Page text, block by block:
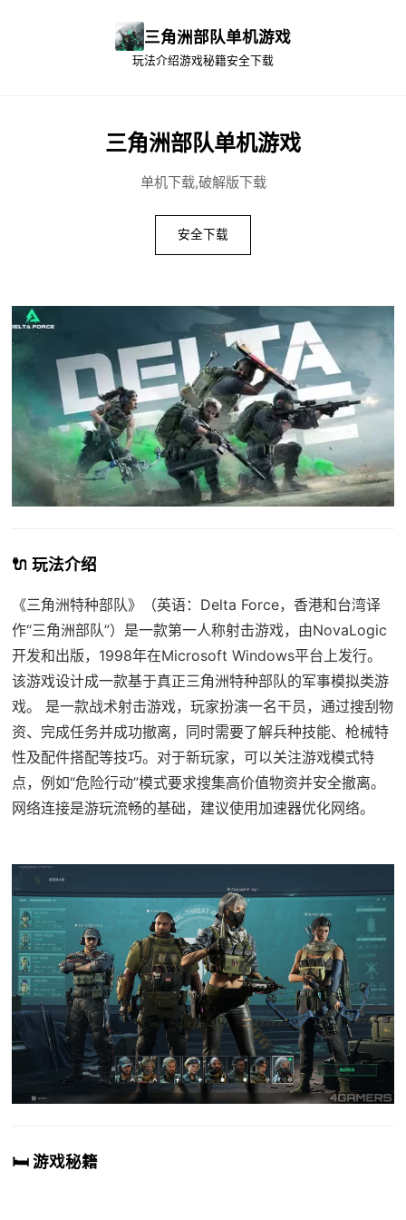
三角洲部队单机游戏
玩法介绍游戏秘籍安全下载
三角洲部队单机游戏
单机下载,破解版下载
安全下载
🔌 玩法介绍
《三角洲特种部队》（英语：Delta Force，香港和台湾译
作“三角洲部队”）是一款第一人称射击游戏，由NovaLogic
开发和出版，1998年在Microsoft Windows平台上发行。
该游戏设计成一款基于真正三角洲特种部队的军事模拟类游
戏。 是一款战术射击游戏，玩家扮演一名干员，通过搜刮物
资、完成任务并成功撤离，同时需要了解兵种技能、枪械特
性及配件搭配等技巧。对于新玩家，可以关注游戏模式特
点，例如“危险行动”模式要求搜集高价值物资并安全撤离。
网络连接是游玩流畅的基础，建议使用加速器优化网络。
🛏️ 游戏秘籍